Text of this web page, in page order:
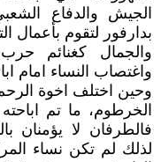
الجيش والدفاع
بدارفور لتقوم بأعمال
والجمال كغنائم
واغتصاب النساء امام
وحين اختلف اخوة
الخرطوم، ما تم
فالطرفان لا يؤمنان
لذلك لم تكن نساء